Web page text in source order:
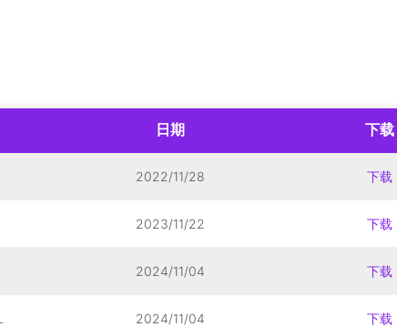
日期 下载
2022/11/28 下载
2023/11/22 下载
2024/11/04 下载
2024/11/04 下载